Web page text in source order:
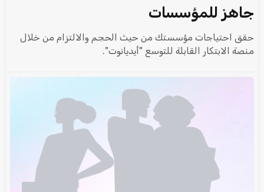
جاهز للمؤسسات
حقق احتياجات مؤسستك من حيث الحجم والالتزام من خلال
منصة الابتكار القابلة للتوسع "أيديانوت".